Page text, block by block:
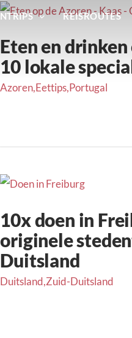
REISROUTES
Eten en
10 lokale
Azoren,Eettips,Portugal
10x doen in
originele
Duitsland
Duitsland,Zuid-Duitsland